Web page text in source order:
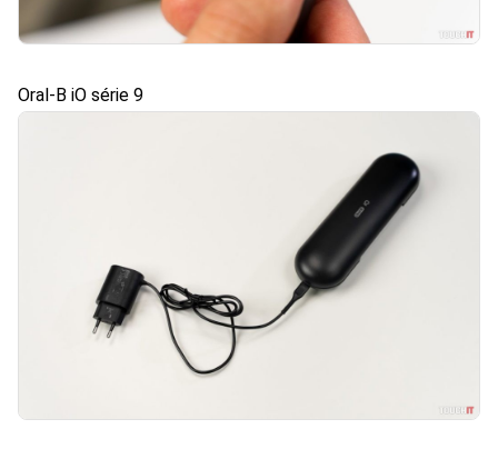
Oral-B iO série 9